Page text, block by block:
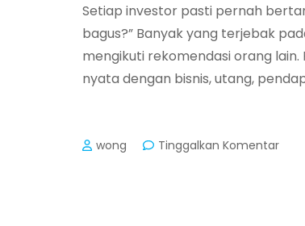
Setiap investor pasti pernah
bagus?” Banyak yang terjebak
mengikuti rekomendasi orang
nyata dengan bisnis, utang,
wong Tinggalkan Komentarpada